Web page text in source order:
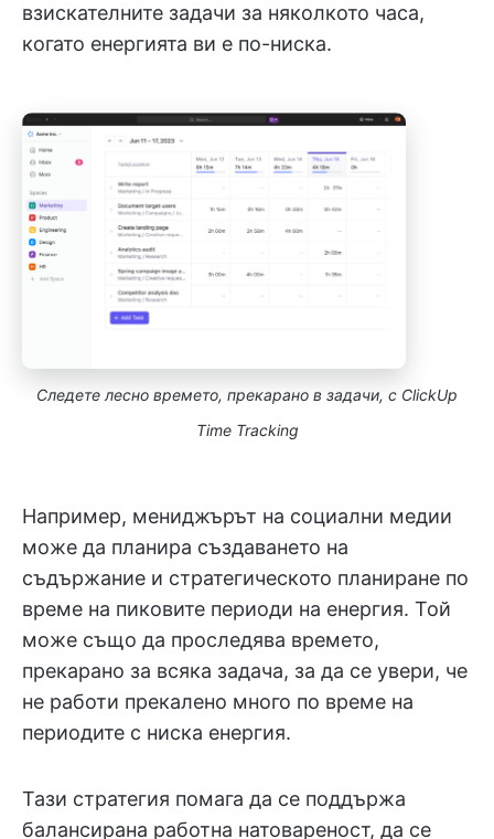
взискателните задачи за няколкото часа,
когато енергията ви е по-ниска.
Следете лесно времето, прекарано в задачи, с ClickUp
Time Tracking
Например, мениджърът на социални медии
може да планира създаването на
съдържание и стратегическото планиране по
време на пиковите периоди на енергия. Той
може също да проследява времето,
прекарано за всяка задача, за да се увери, че
не работи прекалено много по време на
периодите с ниска енергия.
Тази стратегия помага да се поддържа
балансирана работна натовареност, да се